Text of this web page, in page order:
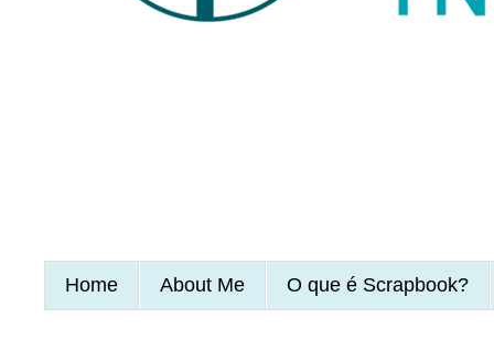
Home About Me O que é Scrapbook?